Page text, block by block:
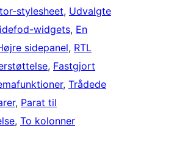
stylesheet, Udvalgte
widgets, En
sidepanel, RTL
, Fastgjort
, Trådede
, Parat til
, To kolonner